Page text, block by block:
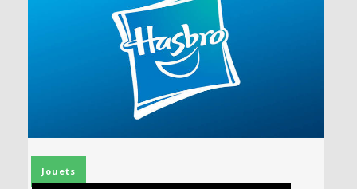
Jouets